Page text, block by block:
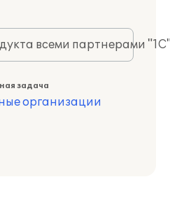
всеми партнерами
задача
организации